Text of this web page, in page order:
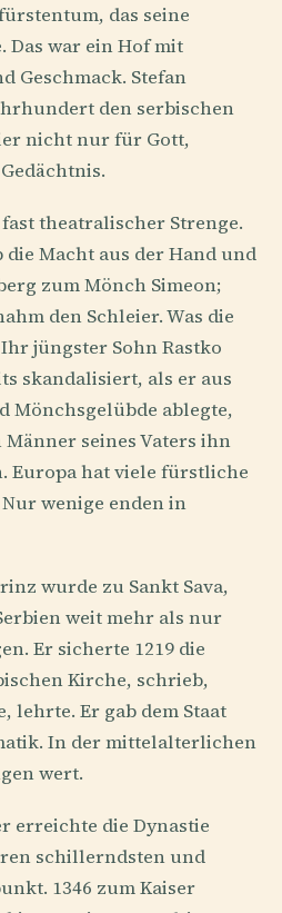
das seine
war ein Hof mit
Geschmack. Stefan
den serbischen
nicht nur für Gott,
theatralischer Strenge.
die Macht aus der Hand und
zum Mönch Simeon;
den Schleier. Was die
jüngster Sohn Rastko
skandalisiert, als er aus
Mönchsgelübde ablegte,
seines Vaters ihn
Europa hat viele fürstliche
wenige enden in
wurde zu Sankt Sava,
weit mehr als nur
Er sicherte 1219 die
Kirche, schrieb,
lehrte. Er gab dem Staat
In der mittelalterlichen
wert.
erreichte die Dynastie
schillerndsten und
1346 zum Kaiser